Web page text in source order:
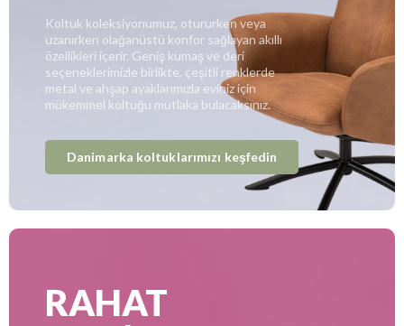
Koltuk koleksiyonumuz, otururken veya
uzanırken olağanüstü konfor sağlayan akıllı
özellikleri içerir. Geniş kumaş ve deri
seçeneklerimizle birlikte, çeşitli renklerde
metal ve ahşap ayaklarımızla eviniz için
mükemmel koltuğu mutlaka bulacaksınız.
Danimarka koltuklarımızı keşfedin
RAHAT